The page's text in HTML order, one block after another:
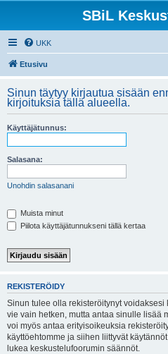
SBiL
UKK
Etusivu
Sinun täytyy kirjautua sisään
kirjoituksia tällä alueella.
Käyttäjätunnus:
Salasana:
Unohdin salasanani
Muista minut
Piilota käyttäjätunnukseni tällä kertaa
REKISTERÖIDY
Sinun tulee olla rekisteröitynyt
vie vain hetken, mutta antaa sinulle lisää
voi myös antaa erityisoikeuksia
käyttöehtomme ja siihen liittyvät
lukea keskustelufoorumin säännöt.